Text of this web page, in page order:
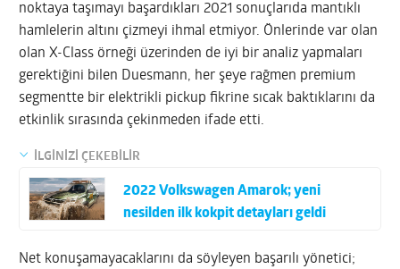
noktaya taşımayı başardıkları 2021 sonuçlarıda mantıklı
hamlelerin altını çizmeyi ihmal etmiyor. Önlerinde var olan
olan X-Class örneği üzerinden de iyi bir analiz yapmaları
gerektiğini bilen Duesmann, her şeye rağmen premium
segmentte bir elektrikli pickup fikrine sıcak baktıklarını da
etkinlik sırasında çekinmeden ifade etti.
İLGİNİZİ ÇEKEBİLİR
2022 Volkswagen Amarok; yeni
nesilden ilk kokpit detayları geldi
Net konuşamayacaklarını da söyleyen başarılı yönetici;